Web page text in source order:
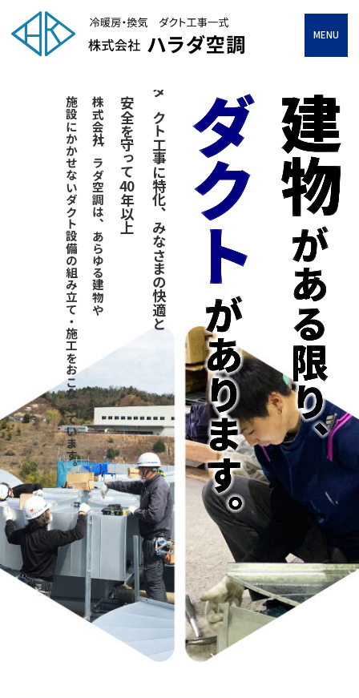
MENU
ダクト工事に特化、みなさまの快適と
安全を守って
40
年以上
株式会社ハラダ空調は、あらゆる建物や
施設にかかせないダクト設備の組み立て・施工をおこなっています。